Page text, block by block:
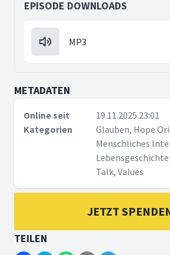
EPISODE DOWNLOADS
MP3
METADATEN
Online seit
19.11.2025 23:01
Kategorien
Glauben, Hope
Menschliches
Talk, Values
JETZT
TEILEN